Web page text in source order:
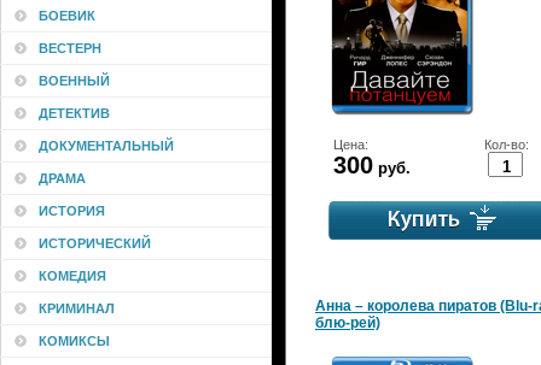
БОЕВИК
ВЕСТЕРН
ВОЕННЫЙ
ДЕТЕКТИВ
ДОКУМЕНТАЛЬНЫЙ
ДРАМА
ИСТОРИЯ
ИСТОРИЧЕСКИЙ
КОМЕДИЯ
КРИМИНАЛ
КОМИКСЫ
Цена:
300 руб.
Кол-во:
Анна – королева пиратов (Blu-
блю-рей)